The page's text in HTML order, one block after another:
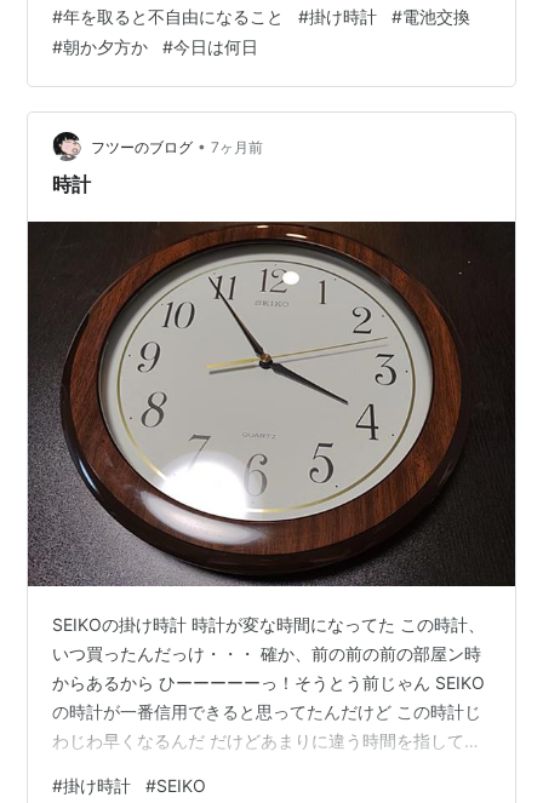
し、足はおぼつかない。 遠近距離も、危うい。 狭いスペ
ースで、動きにくい💦 電池を入れて、動き始めました。
(最初プラスマイナスをさかさまに入れて、動かなかった
初歩的ミス💦) たったこれだけのことが、ああ、これは数
年のうちに 本当に危ない行為になるな！！と感じまし
た。 掛け時計一つが…
#年を取ると不自由になること #掛け時計 #電池交換
#朝か夕方か #今日は何日
フツーのブログ • 7ヶ月前
時計
SEIKOの掛け時計 時計が変な時間になってた この時計、
いつ買ったんだっけ・・・ 確か、前の前の前の部屋ン時
からあるから ひーーーーーっ！そうとう前じゃん SEIKO
の時計が一番信用できると思ってたんだけど この時計じ
わじわ早くなるんだ だけどあまりに違う時間を指してた
#掛け時計 #SEIKO